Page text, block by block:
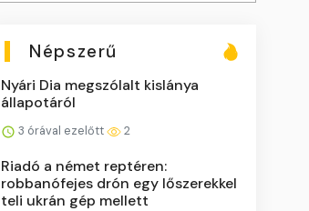
Népszerű
Nyári Dia megszólalt kislánya
állapotáról
3 órával ezelőtt 2
Riadó a német reptéren:
robbanófejes drón egy lőszerekkel
teli ukrán gép mellett